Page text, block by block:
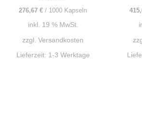
276,67 € / 1000 Kapseln
inkl. 19 % MwSt.
zzgl. Versandkosten
Lieferzeit: 1-3 Werktage